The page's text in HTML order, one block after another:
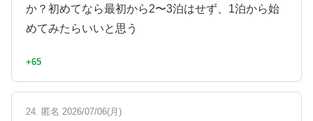
か？初めてなら最初から2〜3泊はせず、1泊から始
めてみたらいいと思う
+65
24. 匿名 2026/07/06(月)